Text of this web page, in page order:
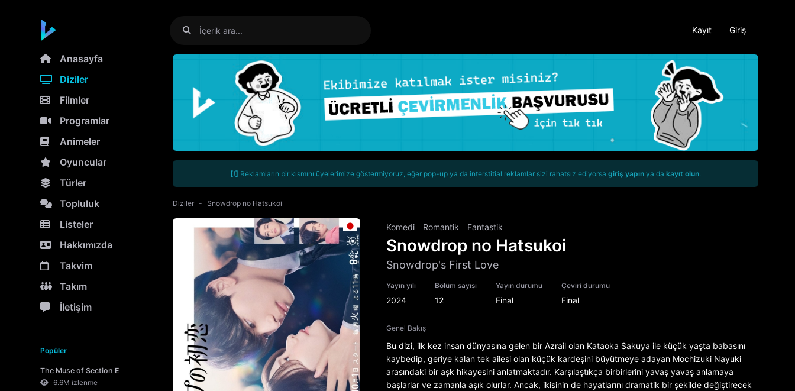
Kayıt Giriş
Anasayfa
Diziler
Filmler
Programlar
Animeler
Oyuncular
Türler
Topluluk
Listeler
Hakkımızda
Takvim
Takım
İletişim
Popüler
The Muse of Section E
6.6M izlenme
[!] Reklamların bir kısmını üyelerimize göstermiyoruz, eğer pop-up ya da interstitial reklamlar sizi rahatsız ediyorsa giriş yapın ya da kayıt olun.
Diziler Snowdrop no Hatsukoi
Komedi Romantik Fantastik
Snowdrop no Hatsukoi
Snowdrop's First Love
Yayın yılı
2024
Bölüm sayısı
12
Yayın durumu
Final
Çeviri durumu
Final
Genel Bakış
Bu dizi, ilk kez insan dünyasına gelen bir Azrail olan Kataoka Sakuya ile küçük yaşta babasını
kaybedip, geriye kalan tek ailesi olan küçük kardeşini büyütmeye adayan Mochizuki Nayuki
arasındaki bir aşk hikayesini anlatmaktadır. Karşılaştıkça birbirlerini yavaş yavaş anlamaya
başlarlar ve zamanla aşık olurlar. Ancak, ikisinin de hayatlarını dramatik bir şekilde değiştirecek